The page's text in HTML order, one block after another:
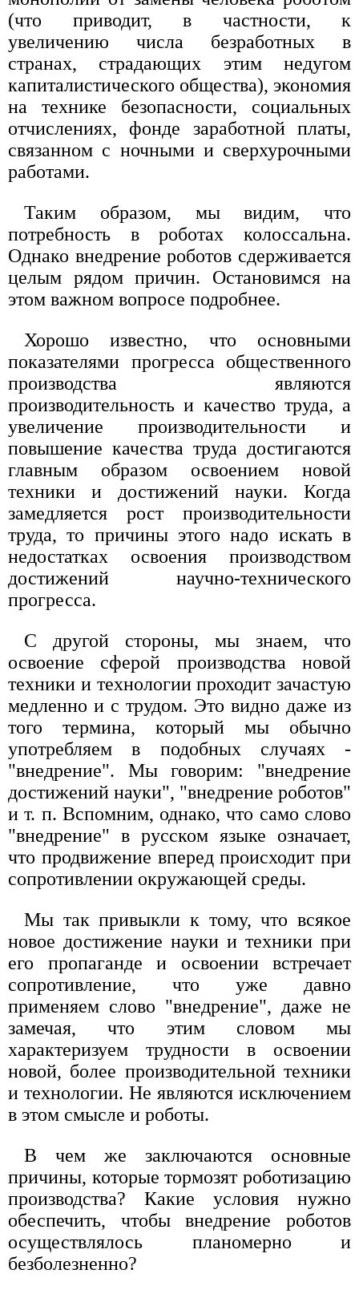
(что приводит, в частности, к
увеличению числа безработных в
странах, страдающих этим недугом
капиталистического общества), экономия
на технике безопасности, социальных
отчислениях, фонде заработной платы,
связанном с ночными и сверхурочными
работами.
Таким образом, мы видим, что
потребность в роботах колоссальна.
Однако внедрение роботов сдерживается
целым рядом причин. Остановимся на
этом важном вопросе подробнее.
Хорошо известно, что основными
показателями прогресса общественного
производства являются
производительность и качество труда, а
увеличение производительности и
повышение качества труда достигаются
главным образом освоением новой
техники и достижений науки. Когда
замедляется рост производительности
труда, то причины этого надо искать в
недостатках освоения производством
достижений научно-технического
прогресса.
С другой стороны, мы знаем, что
освоение сферой производства новой
техники и технологии проходит зачастую
медленно и с трудом. Это видно даже из
того термина, который мы обычно
употребляем в подобных случаях -
"внедрение". Мы говорим: "внедрение
достижений науки", "внедрение роботов"
и т. п. Вспомним, однако, что само слово
"внедрение" в русском языке означает,
что продвижение вперед происходит при
сопротивлении окружающей среды.
Мы так привыкли к тому, что всякое
новое достижение науки и техники при
его пропаганде и освоении встречает
сопротивление, что уже давно
применяем слово "внедрение", даже не
замечая, что этим словом мы
характеризуем трудности в освоении
новой, более производительной техники
и технологии. Не являются исключением
в этом смысле и роботы.
В чем же заключаются основные
причины, которые тормозят роботизацию
производства? Какие условия нужно
обеспечить, чтобы внедрение роботов
осуществлялось планомерно и
безболезненно?